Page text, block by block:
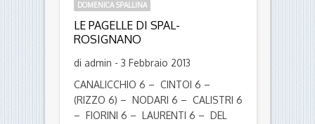
DOMENICA SPALLINA
LE PAGELLE DI SPAL-
ROSIGNANO
di admin - 3 Febbraio 2013
CANALICCHIO 6 – CINTOI 6 –
(RIZZO 6) – NODARI 6 – CALISTRI 6
– FIORINI 6 – LAURENTI 6 – DEL